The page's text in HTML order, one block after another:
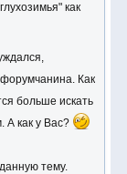
как
Как
больше искать
А как у Вас?
тему.